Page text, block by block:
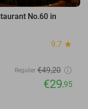
No.60 in
9.7 star
Regulier €49,20
€29,95